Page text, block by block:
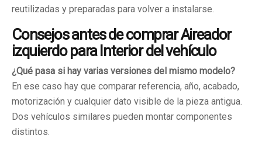
reutilizadas y preparadas para volver a instalarse.
Consejos antes de comprar Aireador
izquierdo para Interior del vehículo
¿Qué pasa si hay varias versiones del mismo modelo?
En ese caso hay que comparar referencia, año, acabado,
motorización y cualquier dato visible de la pieza antigua.
Dos vehículos similares pueden montar componentes
distintos.